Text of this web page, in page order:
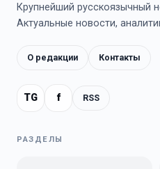
Крупнейший русскоязычный
Актуальные новости,
О редакции Контакты
TG f RSS
РАЗДЕЛЫ